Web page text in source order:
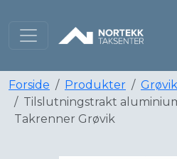
Forside Produkter
Tilslutningstrakt
Takrenner Grøvik